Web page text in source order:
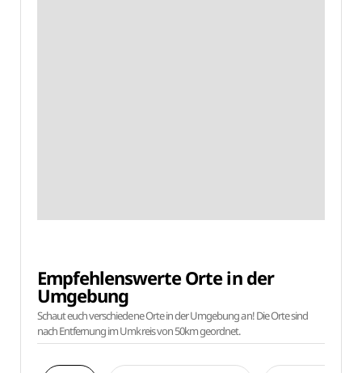
Empfehlenswerte Orte in der
Umgebung
Schaut euch verschiedene Orte in der Umgebung an! Die Orte sind
nach Entfernung im Umkreis von 50km geordnet.